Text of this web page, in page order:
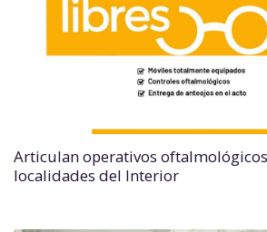
Articulan operativos
localidades del Interior